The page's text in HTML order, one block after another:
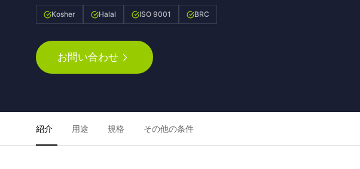
Kosher Halal ISO 9001 BRC
お問い合わせ
紹介 用途 規格 その他の条件